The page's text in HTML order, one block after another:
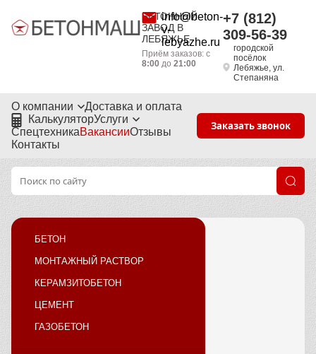
БЕТОННЫЙ
ЗАВОД В
ЛЕБЯЖЬЕ
info@beton-
v-
lebyazhe.ru
Приём заказов: с
8:00до 21:00
+7 (812)
309-56-39
городской
посёлок
Лебяжье, ул.
Степаняна
О компании
Доставка и оплата
КалькуляторУслуги
СпецтехникаВакансииОтзывы
Контакты
Заказать звонок
БЕТОН
МОНТАЖНЫЙ РАСТВОР
КЕРАМЗИТОБЕТОН
ЦЕМЕНТ
ГАЗОБЕТОН